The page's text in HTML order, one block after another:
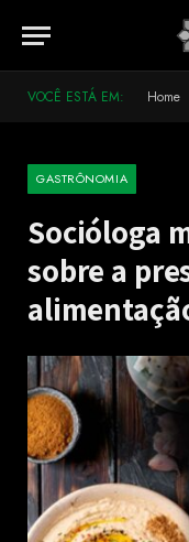
VOCÊ ESTÁ EM: Home
GASTRÔNOMIA
Socióloga
sobre a